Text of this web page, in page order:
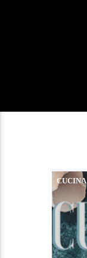
CUCINA